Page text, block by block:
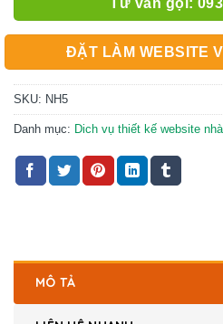
ĐẶT LÀM WEBSITE
SKU: NH5
Danh mục: Dich vụ thiết kế website
MÔ TẢ